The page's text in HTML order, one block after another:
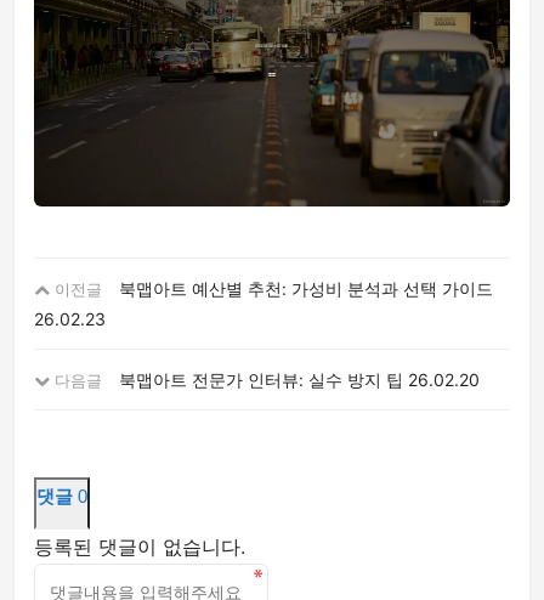
이전글
북맵아트 예산별 추천: 가성비 분석과 선택 가이드
26.02.23
다음글 북맵아트 전문가 인터뷰: 실수 방지 팁 26.02.20
댓글 0
등록된 댓글이 없습니다.